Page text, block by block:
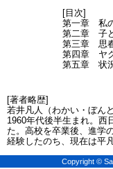
[目次]
第一章 私
第二章 子
第三章 思
第四章 ヤ
第五章 状
[著者略歴]
若井凡人（わかい・ぼんど
1960年代後半生まれ。西
た。高校を卒業後、進学
経験したのち、現在は平
Copyright ©